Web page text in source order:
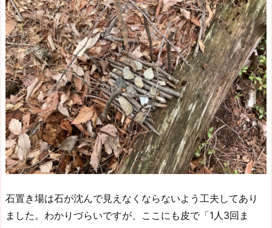
石置き場は石が沈んで見えなくならないよう工夫してあり
ました。わかりづらいですが、ここにも皮で「1人3回ま